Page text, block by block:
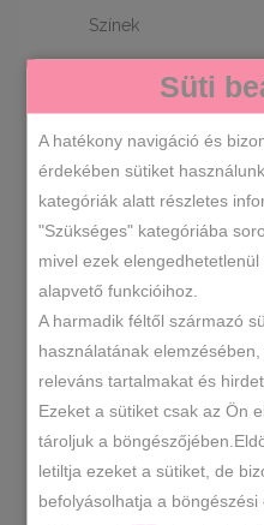
Színek
1
Cipőméretek
40 1
Süti
A hatékony navigáció és
érdekében sütiket
kategóriák alatt részletes
"Szükséges" kategóriába
mivel ezek
alapvető funkcióihoz.
A harmadik féltől származó
használatának
releváns tartalmakat és
Ezeket a sütiket csak az Ön
tároljuk a
letiltja ezeket a sütiket, de
befolyásolhatja a